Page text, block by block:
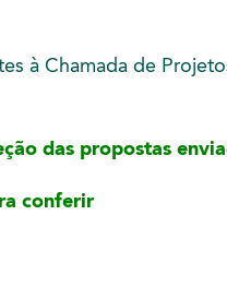
à Chamada de
das propostas
conferir